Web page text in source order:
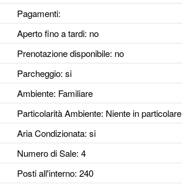
Pagamenti:
Aperto fino a tardi: no
Prenotazione disponibile: no
Parcheggio: si
Ambiente: Familiare
Particolarità Ambiente: Niente in particolare
Aria Condizionata: si
Numero di Sale: 4
Posti all'interno: 240